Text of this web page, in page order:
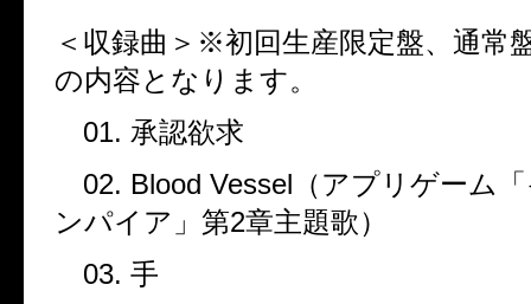
＜収録曲＞※初回生産限定盤、通常
の内容となります。
01. 承認欲求
02. Blood Vessel （アプリゲーム
ンパイア」第2章主題歌）
03. 手